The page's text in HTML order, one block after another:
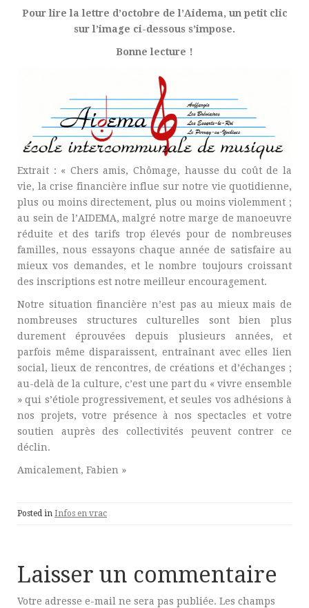
Pour lire la lettre d’octobre de l’Aidema, un petit clic
sur l’image ci-dessous s’impose.
Bonne lecture !
Extrait : « Chers amis, Chômage, hausse du coût de la
vie, la crise financière influe sur notre vie quotidienne,
plus ou moins directement, plus ou moins violemment ;
au sein de l’AIDEMA, malgré notre marge de manoeuvre
réduite et des tarifs trop élevés pour de nombreuses
familles, nous essayons chaque année de satisfaire au
mieux vos demandes, et le nombre toujours croissant
des inscriptions est notre meilleur encouragement.
Notre situation financière n’est pas au mieux mais de
nombreuses structures culturelles sont bien plus
durement éprouvées depuis plusieurs années, et
parfois même disparaissent, entraînant avec elles lien
social, lieux de rencontres, de créations et d’échanges ;
au-delà de la culture, c’est une part du « vivre ensemble
» qui s’étiole progressivement, et seules vos adhésions à
nos projets, votre présence à nos spectacles et votre
soutien auprès des collectivités peuvent contrer ce
déclin.
Amicalement, Fabien »
Posted in Infos en vrac
Laisser un commentaire
Votre adresse e-mail ne sera pas publiée. Les champs